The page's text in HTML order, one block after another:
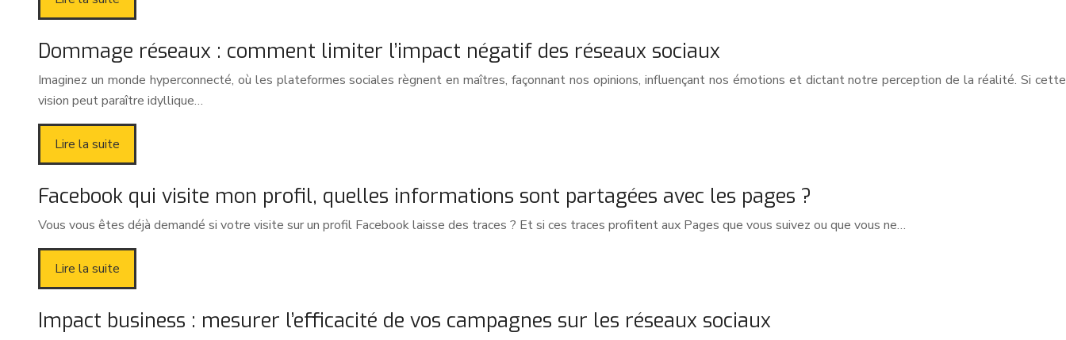
Dommage réseaux : comment limiter l’impact négatif des réseaux sociaux
Imaginez un monde hyperconnecté, où les plateformes sociales règnent en maîtres, façonnant nos opinions, influençant nos émotions et dictant notre perception de la réalité. Si cette
vision peut paraître idyllique…
Lire la suite
Facebook qui visite mon profil, quelles informations sont partagées avec les pages ?
Vous vous êtes déjà demandé si votre visite sur un profil Facebook laisse des traces ? Et si ces traces profitent aux Pages que vous suivez ou que vous ne…
Lire la suite
Impact business : mesurer l’efficacité de vos campagnes sur les réseaux sociaux